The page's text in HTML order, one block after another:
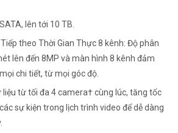
lên tới 10 TB.
theo Thời Gian Thực 8 kênh: Độ phân
lên đến 8MP và màn hình 8 kênh đảm
chi tiết, từ mọi góc độ.
liệu từ tối đa 4 camera† cùng lúc, tăng tốc
sự kiện trong lịch trình video để dễ dàng